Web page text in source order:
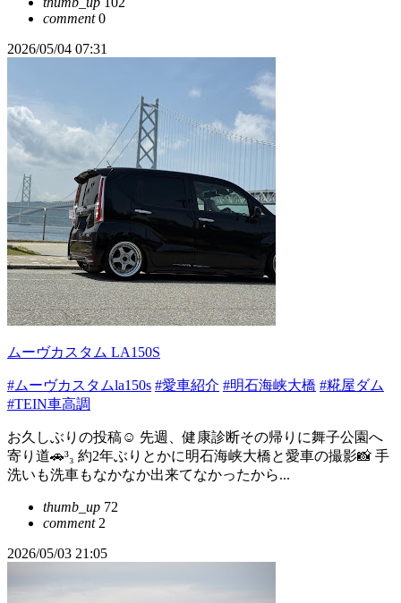
comment0
2026/05/04 07:31
ムーヴカスタム LA150S
#ムーヴカスタムla150s #愛車紹介 #明石海峡大橋 #糀屋ダム
#TEIN車高調
お久しぶりの投稿☺️ 先週、健康診断その帰りに舞子公園へ
寄り道🚗³₃ 約2年ぶりとかに明石海峡大橋と愛車の撮影📸 手
洗いも洗車もなかなか出来てなかったから...
thumb_up 72
comment2
2026/05/03 21:05